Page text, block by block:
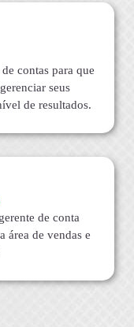
contas para que
seus
de resultados.
de conta
área de vendas e